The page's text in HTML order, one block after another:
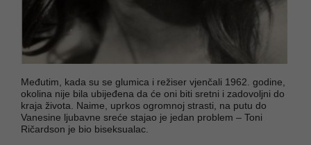
Međutim, kada su se glumica i režiser vjenčali 1962. godine,
okolina nije bila ubijeđena da će oni biti sretni i zadovoljni do
kraja života. Naime, uprkos ogromnoj strasti, na putu do
Vanesine ljubavne sreće stajao je jedan problem – Toni
Ričardson je bio biseksualac.